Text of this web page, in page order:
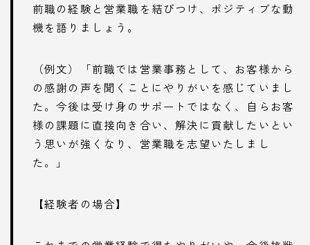
前職の経験と営業職を結びつけ、ポジティブな動
機を語りましょう。
（例文）「前職では営業事務として、お客様から
の感謝の声を聞くことにやりがいを感じていまし
た。今後は受け身のサポートではなく、自らお客
様の課題に直接向き合い、解決に貢献したいとい
う思いが強くなり、営業職を志望いたしまし
た。」
【経験者の場合】